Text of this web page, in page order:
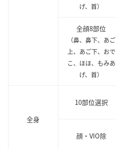
げ、首）
全顔8部位
（鼻、鼻下、あご
上、あご下、おで
こ、ほほ、もみあ
げ、首）
全身
10部位選択
顔・VIO除